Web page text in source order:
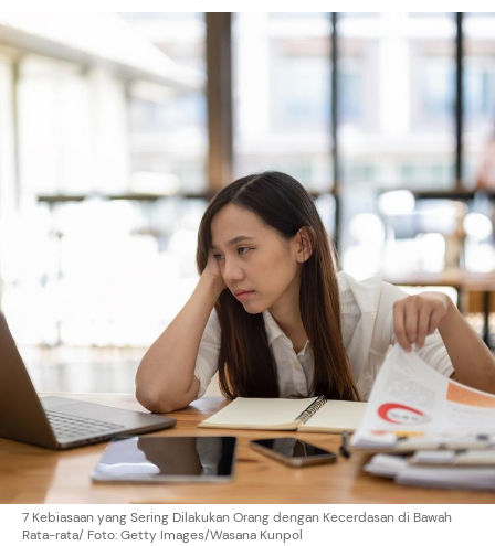
7 Kebiasaan yang Sering Dilakukan Orang dengan Kecerdasan di Bawah
Rata-rata/ Foto: Getty Images/Wasana Kunpol